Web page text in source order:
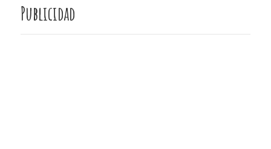
Publicidad